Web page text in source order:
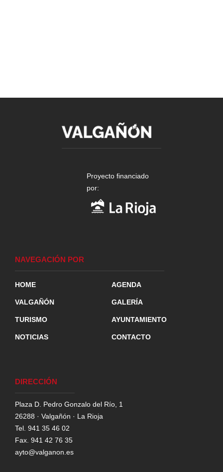
Proyecto financiado
por:
NAVEGACIÓN POR
HOME
VALGAÑÓN
TURISMO
NOTICIAS
AGENDA
GALERÍA
AYUNTAMIENTO
CONTACTO
DIRECCIÓN
Plaza D. Pedro Gonzalo del Río, 1
26288 · Valgañón · La Rioja
Tel. 941 35 46 02
Fax. 941 42 76 35
ayto@valganon.es